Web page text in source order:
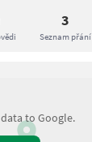
3
Seznam přání
to Google.